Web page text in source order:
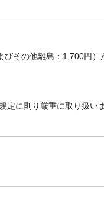
その他離島：1,700円
に則り厳重に取り扱いま